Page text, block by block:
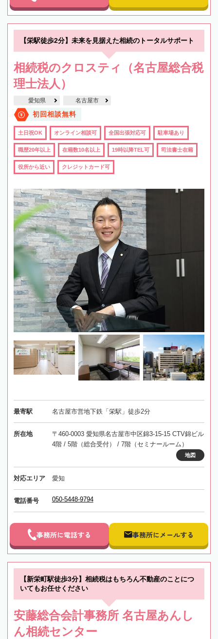
【栄駅徒歩2分】未来を見据えた相続のトータルサポート
相続税のクロスティ（名古屋総合税
理士法人）
愛知県 名古屋市
初回相談無料
土日祝OK オンライン相談可 全国出張対応可 駐車場あり
職歴20年以上 在籍数10名以上 19時以降TEL可 司法書士在籍
役所から近い クレジットカード可
最寄駅 名古屋市営地下鉄「栄駅」徒歩2分
所在地
〒460-0003 愛知県名古屋市中区錦3-15-15 CTV錦ビル
4階 / 5階（総合受付） / 7階（セミナールーム）
地図
対応エリア 愛知
電話番号 050-5448-9794
事務所に電話する 事務所にメールする
【新栄町駅徒歩3分】相続税はもちろん不動産のことにつ
いてもお任せください
安藤総合会計事務所 名古屋あんし
ん相続センター